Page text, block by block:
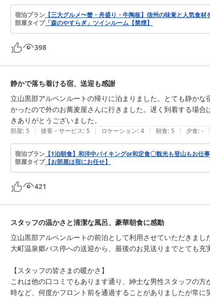
宿泊プラン 【三大グルメ〜蟹・舟盛り・牛陶板】信州の味覚と人気食
部屋タイプ「森のやすらぎ」ツインルーム【禁煙】
398
静かで落ち着ける宿、送迎も感謝
立山黒部アルペンルートの帰りに泊まりました。とても静か
かったので外のお蕎麦屋さんに行きました。遅く到着する場
きありがとうございました。
部屋: 5 | 接客・サービス: 5 | ロケーション: 4 | 朝食: 5 | 夕食: - |
宿泊プラン 【1泊朝食】和洋中バイキングor和定食〇観光も登山もお仕
部屋タイプ【お部屋は宿にお任せ】
421
スタッフの温かさと清潔な風呂、豪華朝食に感動
立山黒部アルペンルートの前泊として利用させていただきまし
大町温泉郷バス停への送迎から、最後のお見送りまでとても充
【スタッフの皆さまの暖かさ】
これは他の口コミでもあります通り、紳士な男性スタッフの
時など、何度かフロント前を通過することがありましたが常